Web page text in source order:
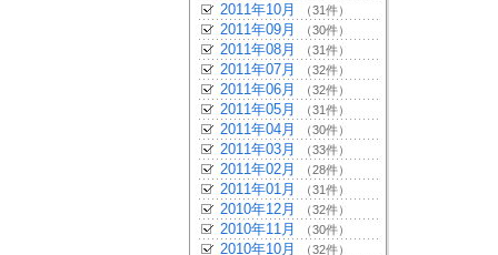
2011年10月 （31件）
2011年09月 （30件）
2011年08月 （31件）
2011年07月 （32件）
2011年06月 （32件）
2011年05月 （31件）
2011年04月 （30件）
2011年03月 （33件）
2011年02月 （28件）
2011年01月 （31件）
2010年12月 （32件）
2010年11月 （30件）
2010年10月 （32件）